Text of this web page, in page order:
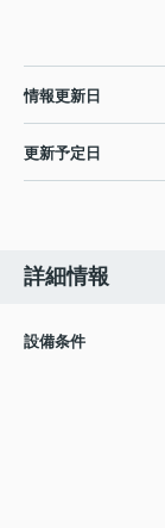
情報更新日
更新予定日
詳細情報
設備条件